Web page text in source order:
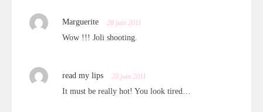
Marguerite 28 juin 2011
Wow !!! Joli shooting.
read my lips 28 juin 2011
It must be really hot! You look tired…